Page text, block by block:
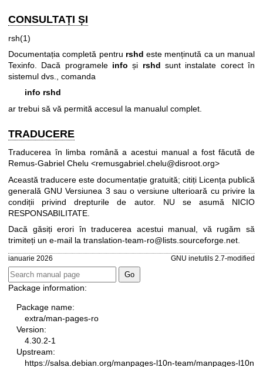
CONSULTAȚI ȘI
rsh(1)
Documentația completă pentru rshd este menținută ca un manual
Texinfo. Dacă programele info și rshd sunt instalate corect în
sistemul dvs., comanda
info rshd
ar trebui să vă permită accesul la manualul complet.
TRADUCERE
Traducerea în limba română a acestui manual a fost făcută de
Remus-Gabriel Chelu <remusgabriel.chelu@disroot.org>
Această traducere este documentație gratuită; citiți Licența publică
generală GNU Versiunea 3 sau o versiune ulterioară cu privire la
condiții privind drepturile de autor. NU se asumă NICIO
RESPONSABILITATE.
Dacă găsiți erori în traducerea acestui manual, vă rugăm să
trimiteți un e-mail la translation-team-ro@lists.sourceforge.net
ianuarie 2026 GNU inetutils 2.7-modified
Package information:
Package name:
extra/man-pages-ro
Version:
4.30.2-1
Upstream:
https://salsa.debian.org/manpages-l10n-team/manpages-l10n